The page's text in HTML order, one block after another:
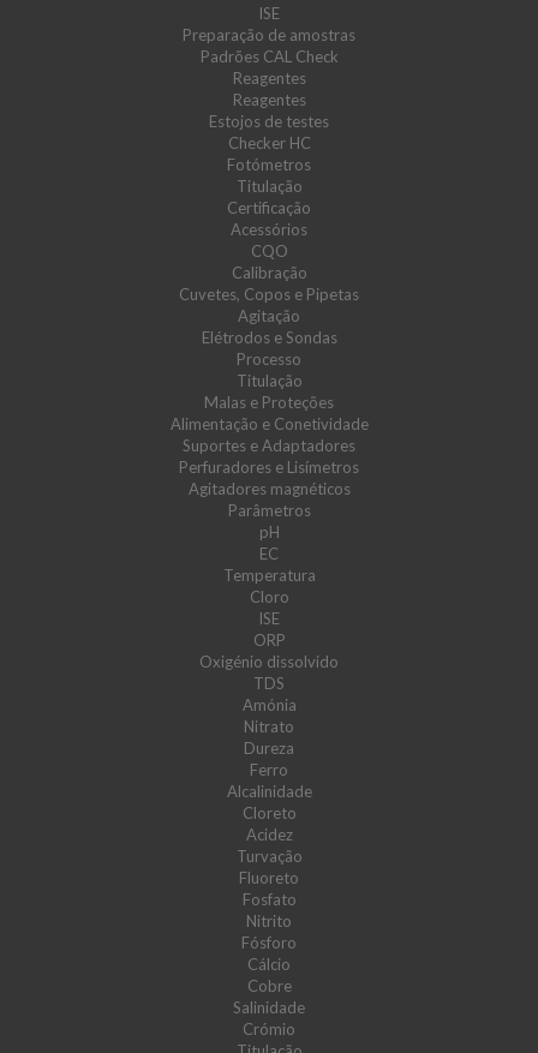
ISE
Preparação de amostras
Padrões CAL Check
Reagentes
Reagentes
Estojos de testes
Checker HC
Fotómetros
Titulação
Certificação
Acessórios
CQO
Calibração
Cuvetes, Copos e Pipetas
Agitação
Elétrodos e Sondas
Processo
Titulação
Malas e Proteções
Alimentação e Conetividade
Suportes e Adaptadores
Perfuradores e Lisímetros
Agitadores magnéticos
Parâmetros
pH
EC
Temperatura
Cloro
ISE
ORP
Oxigénio dissolvido
TDS
Amónia
Nitrato
Dureza
Ferro
Alcalinidade
Cloreto
Acidez
Turvação
Fluoreto
Fosfato
Nitrito
Fósforo
Cálcio
Cobre
Salinidade
Crómio